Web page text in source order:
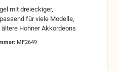
mit dreieckiger,
Hohner Akkordeons
MF2649